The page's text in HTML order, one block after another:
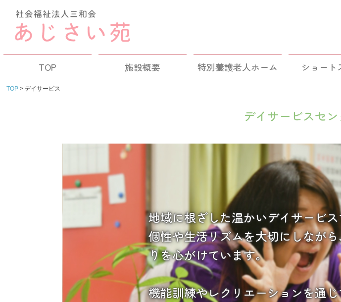
TOP 施設概要 特別養護老人ホーム ショート
TOP デイサービス
デイサービスセ
地域に根ざした温かいデイサービ
個性や生活リズムを大切にしなが
りを心がけています。
機能訓練やレクリエーションを通